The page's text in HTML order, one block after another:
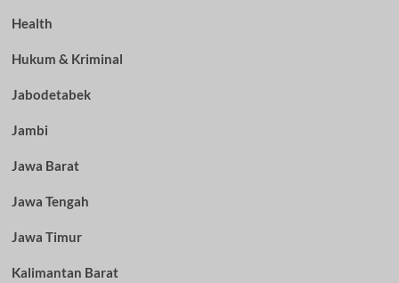
Health
Hukum & Kriminal
Jabodetabek
Jambi
Jawa Barat
Jawa Tengah
Jawa Timur
Kalimantan Barat